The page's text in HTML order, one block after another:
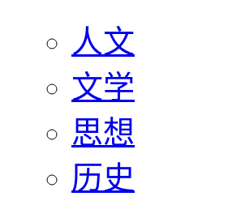
人文
文学
思想
历史